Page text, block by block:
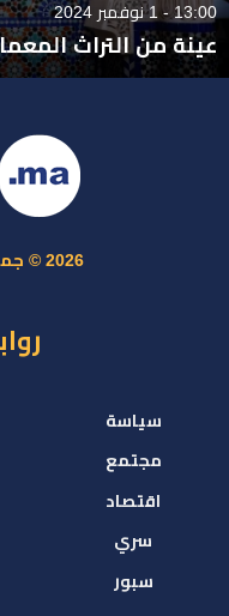
13:00 - 1 نوفمبر 2024
عينة من التراث
2026 © جميع الحقوق محفوظة
سياسة
مجتمع
اقتصاد
سري
سبور